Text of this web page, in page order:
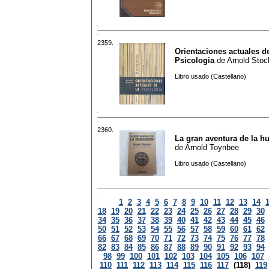
2359.
Orientaciones actuales
Psicologia de Arnold
Libro usado (Castellano)
2360.
La gran aventura de la
de Arnold Toynbee
Libro usado (Castellano)
1 2 3 4 5 6 7 8 9 10 11 12 13 14
18 19 20 21 22 23 24 25 26 27 28 29 30
34 35 36 37 38 39 40 41 42 43 44 45 46
50 51 52 53 54 55 56 57 58 59 60 61 62
66 67 68 69 70 71 72 73 74 75 76 77 78
82 83 84 85 86 87 88 89 90 91 92 93 94
98 99 100 101 102 103 104 105 106 107
110 111 112 113 114 115 116 117 (118) 119